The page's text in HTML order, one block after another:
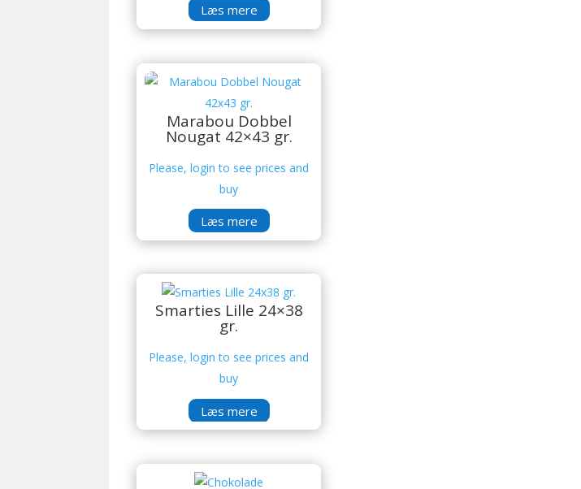
Læs mere
Marabou Dobbel
Nougat 42×43 gr.
Please, login to see prices and
buy
Læs mere
Smarties Lille 24×38
gr.
Please, login to see prices and
buy
Læs mere